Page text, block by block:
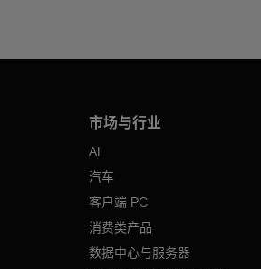
市场与行业
AI
汽车
客户端 PC
消费类产品
数据中心与服务器